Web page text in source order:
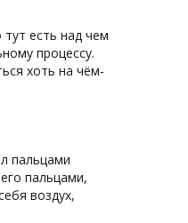
есть над чем
процессу.
хоть на чём-
пальцами
пальцами,
воздух,